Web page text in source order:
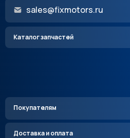
sales@fixmotors.ru
Каталог запчастей
Покупателям
Доставка и оплата